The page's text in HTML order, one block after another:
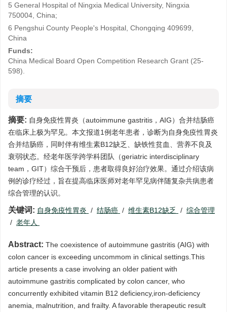
5 General Hospital of Ningxia Medical University, Ningxia
750004, China;
6 Pengshui County People's Hospital, Chongqing 409699,
China
Funds:
China Medical Board Open Competition Research Grant (25-
598).
摘要
摘要: 自身免疫性胃炎（autoimmune gastritis，AIG）合并结肠癌
在临床上极为罕见。本文报道1例老年患者，诊断为自身免疫性胃炎
合并结肠癌，同时伴有维生素B12缺乏、缺铁性贫血、营养不良及
衰弱状态。经老年医学跨学科团队（geriatric interdisciplinary
team，GIT）综合干预后，患者取得良好治疗效果。通过介绍该病
例的诊疗经过，旨在提高临床医师对老年罕见病伴随复杂共病患者
综合管理的认识。
关键词: 自身免疫性胃炎 / 结肠癌 / 维生素B12缺乏 / 综合管理
/ 老年人
Abstract: The coexistence of autoimmune gastritis (AIG) with
colon cancer is exceeding uncommom in clinical settings.This
article presents a case involving an older patient with
autoimmune gastritis complicated by colon cancer, who
concurrently exhibited vitamin B12 deficiency,iron-deficiency
anemia, malnutrition, and frailty. A favorable therapeutic result